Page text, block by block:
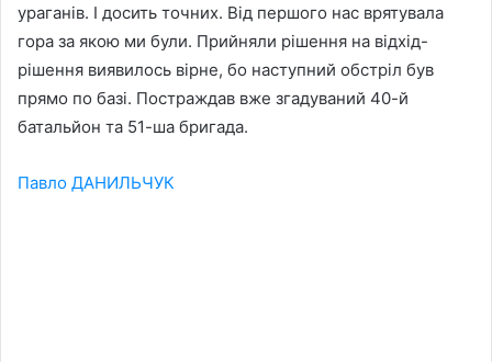
ураганів. І досить точних. Від першого нас врятувала
гора за якою ми були. Прийняли рішення на відхід-
рішення виявилось вірне, бо наступний обстріл був
прямо по базі. Постраждав вже згадуваний 40-й
батальйон та 51-ша бригада.
Павло ДАНИЛЬЧУК